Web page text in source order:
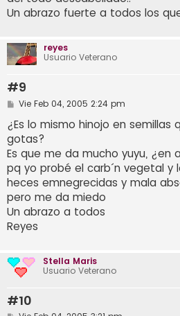
Un abrazo fuerte a todos los
reyes
Usuario Veterano
#9
M
n
s
a
j
e
Vie Feb 04, 2005 2:24 pm
¿Es lo mismo hinojo en semillas
gotas?
Es que me da mucho yuyu, ¿en
pq yo probé el carb´n vegetal y
heces emnegrecidas y mala
pero me da miedo
Un abrazo a todos
Reyes
Stella Maris
Usuario Veterano
#10